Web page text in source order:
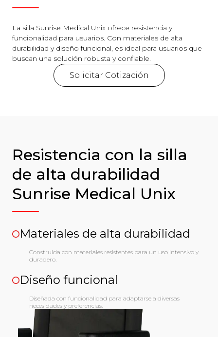
La silla Sunrise Medical Unix ofrece resistencia y
funcionalidad para usuarios. Con materiales de alta
durabilidad y diseño funcional, es ideal para usuarios que
buscan una solución robusta y confiable.
Solicitar Cotización
Resistencia con la silla
de alta durabilidad
Sunrise Medical Unix
Materiales de alta durabilidad
Construida con materiales resistentes para un uso intensivo y
duradero.
Diseño funcional
Diseñada con funcionalidad para adaptarse a diversas
necesidades y preferencias.